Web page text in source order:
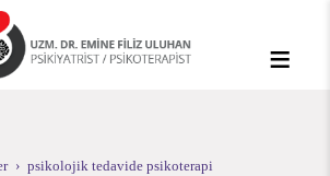
psikolojik tedavide psikoterapi